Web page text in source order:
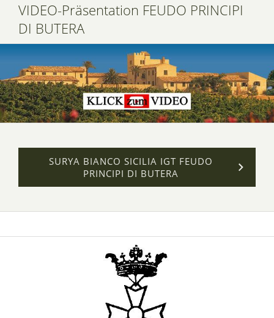
VIDEO-Präsentation FEUDO PRINCIPI
DI BUTERA
SURYA BIANCO SICILIA IGT FEUDO
PRINCIPI DI BUTERA